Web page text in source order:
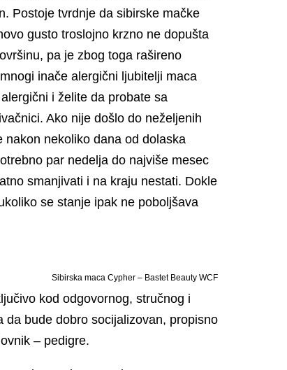
Postoje tvrdnje da sibirske mačke
gusto troslojno krzno ne dopušta
pa je zbog toga rašireno
inače alergični ljubitelji maca
i želite da probate sa
Ako nije došlo do neželjenih
nekoliko dana od dolaska
par nedelja do najviše mesec
smanjivati i na kraju nestati. Dokle
se stanje ipak ne poboljšava
Sibirska maca Cypher – Bastet Beauty WCF
kod odgovornog, stručnog i
bude dobro socijalizovan, propisno
– pedigre.